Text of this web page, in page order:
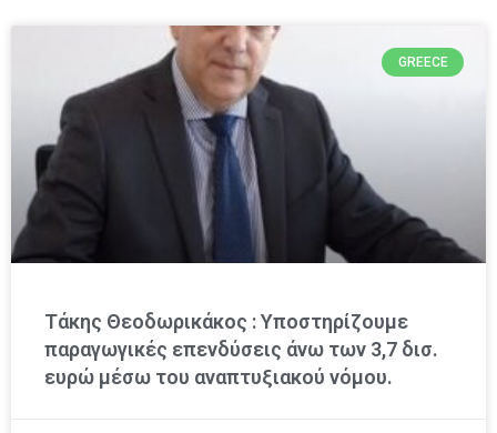
GREECE
Τάκης Θεοδωρικάκος : Υποστηρίζουμε
παραγωγικές επενδύσεις άνω των 3,7 δισ.
ευρώ μέσω του αναπτυξιακού νόμου.